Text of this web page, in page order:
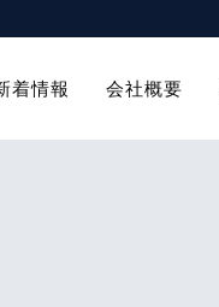
着情報 会社概要